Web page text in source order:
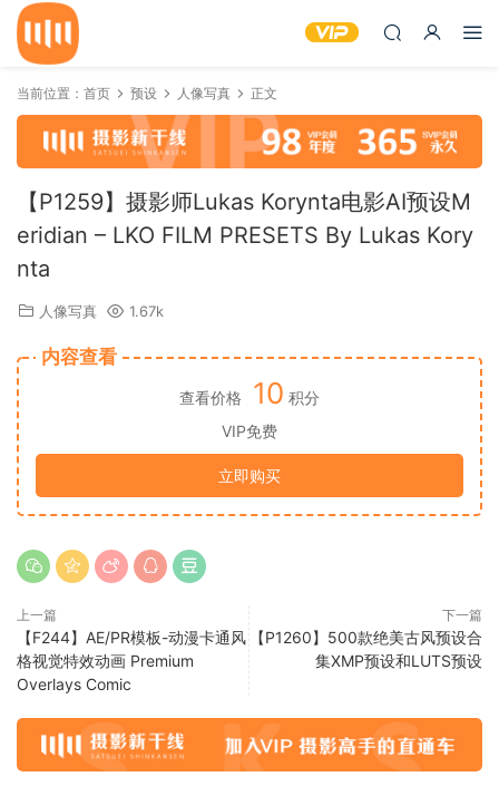
当前位置： 首页 预设 人像写真 正文
【P1259】摄影师Lukas Korynta电影AI预设M
eridian – LKO FILM PRESETS By Lukas Kory
nta
人像写真 1.67k
内容查看
查看价格 10 积分
VIP免费
立即购买
上一篇
【F244】AE/PR模板-动漫卡通风
格视觉特效动画 Premium
Overlays Comic
下一篇
【P1260】500款绝美古风预设合
集XMP预设和LUTS预设